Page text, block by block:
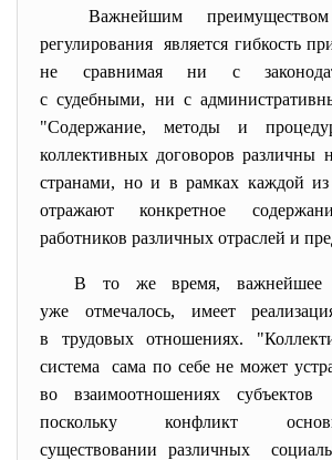
Важнейшим
регулирования является гибкость
не сравнимая ни с
с судебными, ни с
"Содержание, методы и
коллективных договоров различны
странами, но и в рамках каждой из
отражают конкретное
работников различных отраслей и
В то же время, важнейшее
уже отмечалось, имеет
в трудовых отношениях.
система сама по себе не может
во взаимоотношениях
поскольку конфликт
существовании различных